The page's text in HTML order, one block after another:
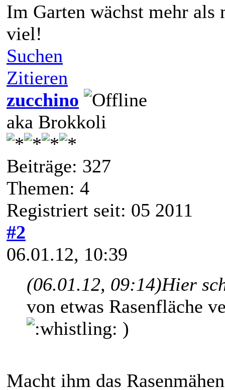
Im Garten wächst mehr als
viel!
Suchen
Zitieren
zucchino
aka Brokkoli
Beiträge: 327
Themen: 4
Registriert seit: 05 2011
#2
06.01.12, 10:39
(06.01.12, 09:14)Hier
von etwas Rasenfläche
)
Macht ihm das